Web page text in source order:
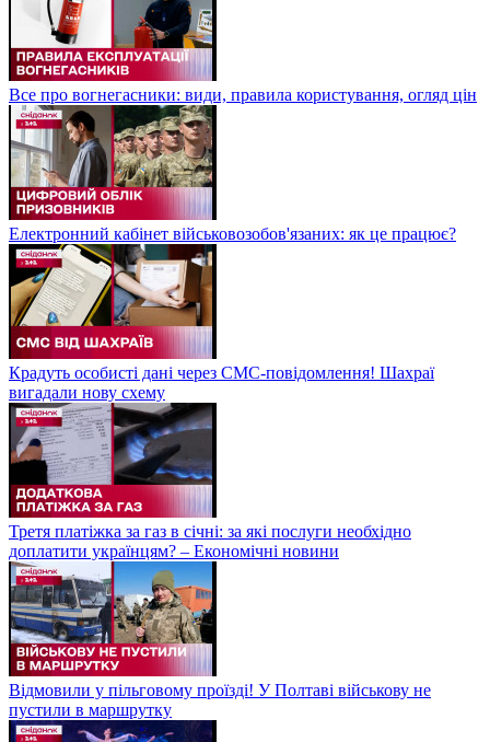
Все про вогнегасники: види, правила користування, огляд цін
Електронний кабінет військовозобов'язаних: як це працює?
Крадуть особисті дані через СМС-повідомлення! Шахраї
вигадали нову схему
Третя платіжка за газ в січні: за які послуги необхідно
доплатити українцям? – Економічні новини
Відмовили у пільговому проїзді! У Полтаві військову не
пустили в маршрутку